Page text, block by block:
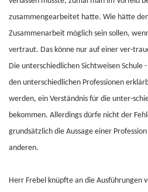
zusammengearbeitet hatte. Wie hätte
Zusammenarbeit möglich sein sollen,
vertraut. Das könne nur auf einer ver-
Die unterschiedlichen Sichtweisen Schule
den unterschiedlichen Professionen
werden, ein Verständnis für die unter-
bekommen. Allerdings dürfe nicht der
grundsätzlich die Aussage einer
anderen.
Herr Frebel knüpfte an die Ausführungen